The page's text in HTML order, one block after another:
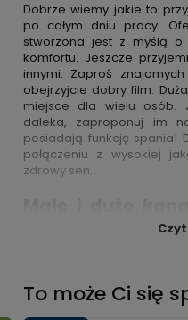
Dobrze wiemy jakie to
po całym dniu pracy.
stworzona jest z myślą o
komfortu. Jeszcze
innymi. Zaproś
obejrzyjcie dobry film. Duża
miejsce dla wielu osób.
daleka, zaproponuj im
posiadają funkcję spania!
połączeniu z wysokiej
zdrowy sen.
rozmiary dla
pomieszczeń często
przestrzeni.Kanapa
Ci jej wykorzystanie.
To może Ci się